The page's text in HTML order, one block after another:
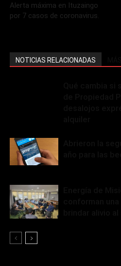
Alerta máxima en Ituzaingo
por 7 casos de coronavirus.
NOTICIAS RELACIONADAS